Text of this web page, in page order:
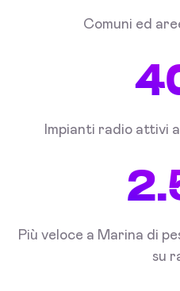
Comuni ed
Impianti radio attivi
Più veloce a Marina di
su